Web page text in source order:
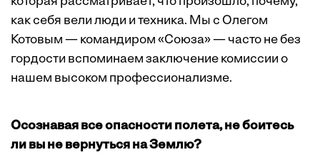
как себя вели люди и техника. Мы с Олегом
Котовым — командиром «Союза» — часто не без
гордости вспоминаем заключение комиссии о
нашем высоком профессионализме.
Осознавая все опасности полета, не боитесь
ли вы не вернуться на Землю?